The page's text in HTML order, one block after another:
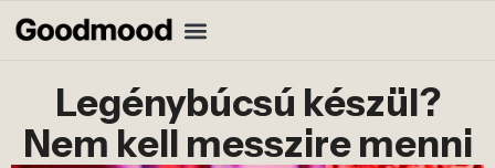
Legénybúcsú készül?
Nem kell messzire menni